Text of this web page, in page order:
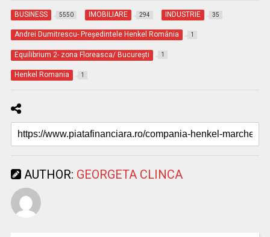
BUSINESS 5550 IMOBILIARE 294 INDUSTRIE 35
Andrei Dumitrescu- Președintele Henkel România 1
Equilibrium 2- zona Floreasca/ București 1
Henkel Romania 1
AUTHOR: GEORGETA CLINCA